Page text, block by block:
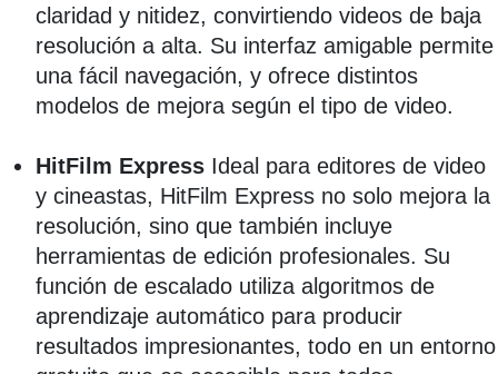
claridad y nitidez, convirtiendo videos de baja
resolución a alta. Su interfaz amigable permite
una fácil navegación, y ofrece distintos
modelos de mejora según el tipo de video.
HitFilm Express Ideal para editores de video
y cineastas, HitFilm Express no solo mejora la
resolución, sino que también incluye
herramientas de edición profesionales. Su
función de escalado utiliza algoritmos de
aprendizaje automático para producir
resultados impresionantes, todo en un entorno